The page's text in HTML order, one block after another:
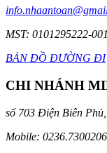
MST: 0101295222-001
BẢN ĐỒ ĐƯỜNG ĐI
CHI NHÁNH
số 703 Điện Biên
Mobile: 0236.7300206